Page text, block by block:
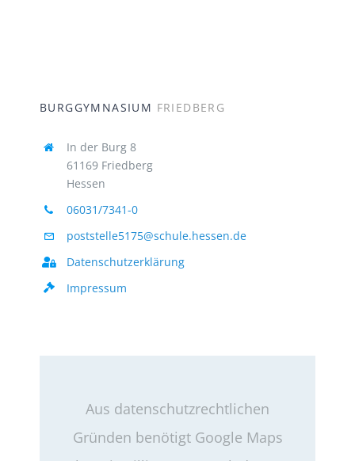
In der Burg 8
06031/7341-0
poststelle5175@schule.hessen.de
Datenschutzerklärung
Impressum
Ihre Einwilligung um geladen zu
werden.